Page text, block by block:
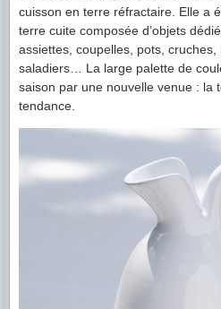
cuisson en terre réfractaire. Elle a
terre cuite composée d’objets
assiettes, coupelles, pots, cruches,
saladiers… La large palette de
saison par une nouvelle venue : la
tendance.